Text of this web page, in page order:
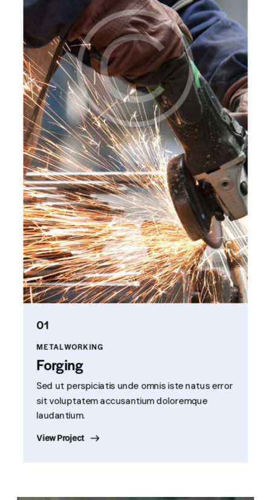
01
METALWORKING
Forging
Sed ut perspiciatis unde omnis iste natus error
sit voluptatem accusantium doloremque
laudantium.
View Project